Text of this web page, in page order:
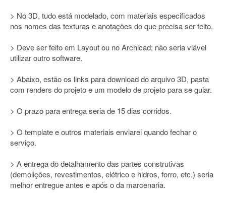
> No 3D, tudo está modelado, com materiais especificados
nos nomes das texturas e anotações do que precisa ser feito.
> Deve ser feito em Layout ou no Archicad; não seria viável
utilizar outro software.
> Abaixo, estão os links para download do arquivo 3D, pasta
com renders do projeto e um modelo de projeto para se guiar.
> O prazo para entrega seria de 15 dias corridos.
> O template e outros materiais enviarei quando fechar o
serviço.
> A entrega do detalhamento das partes construtivas
(demolições, revestimentos, elétrico e hidros, forro, etc.) seria
melhor entregue antes e após o da marcenaria.